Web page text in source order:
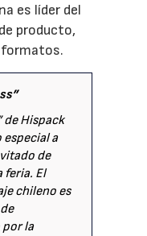
es líder del
producto,
de Hispack
a
de
feria. El
chileno es
la